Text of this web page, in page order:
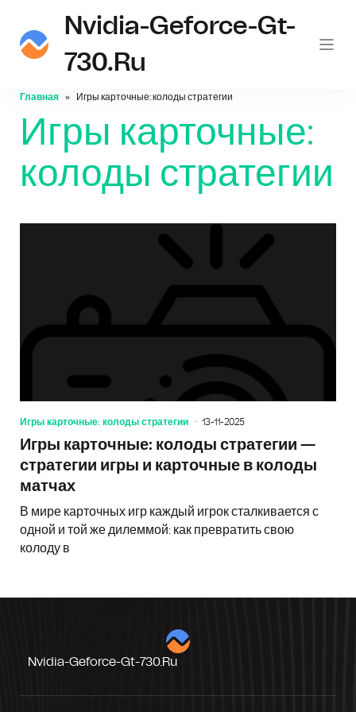
Nvidia-Geforce-Gt-
730.ru
Главная Игры карточные: колоды стратегии
Игры карточные:
колоды стратегии
Игры карточные: колоды стратегии 13-11-2025
Игры карточные: колоды стратегии —
стратегии игры и карточные в колоды
матчах
В мире карточных игр каждый игрок сталкивается с
одной и той же дилеммой: как превратить свою
колоду в
Nvidia-Geforce-Gt-730.ru